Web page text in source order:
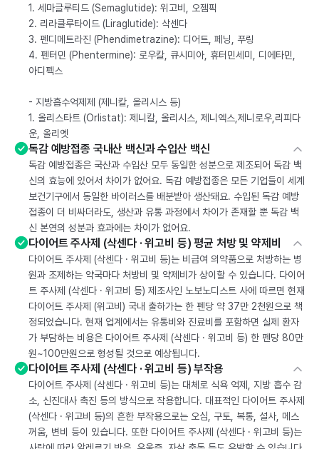
1. 세마글루티드 (Semaglutide): 위고비, 오젬픽
2. 리라클루타이드 (Liraglutide): 삭센다
3. 펜디메트라진 (Phendimetrazine): 디어트, 페닝, 푸링
4. 펜터민 (Phentermine): 로우칼, 큐시미아, 휴터민세미, 디에타민,
아디펙스
- 지방흡수억제제 (제니칼, 올리시스 등)
1. 올리스타트 (Orlistat): 제니칼, 올리시스, 제니엑스,제니로우,리피다
운, 올리엣
독감 예방접종 국내산 백신과 수입산 백신
독감 예방접종은 국산과 수입산 모두 동일한 성분으로 제조되어 독감 백
신의 효능에 있어서 차이가 없어요. 독감 예방접종은 모든 기업들이 세계
보건기구에서 동일한 바이러스를 배분받아 생산돼요. 수입된 독감 예방
접종이 더 비싸더라도, 생산과 유통 과정에서 차이가 존재할 뿐 독감 백
신 본연의 성분과 효과에는 차이가 없어요.
다이어트 주사제 (삭센다 · 위고비 등) 평균 처방 및 약제비
다이어트 주사제 (삭센다 · 위고비 등)는 비급여 의약품으로 처방하는 병
원과 조제하는 약국마다 처방비 및 약제비가 상이할 수 있습니다. 다이어
트 주사제 (삭센다 · 위고비 등) 제조사인 노보노디스트 사에 따르면 현재
다이어트 주사제 (위고비) 국내 출하가는 한 펜당 약 37만 2천원으로 책
정되었습니다. 현재 업계에서는 유통비와 진료비를 포함하면 실제 환자
가 부담하는 비용은 다이어트 주사제 (삭센다 · 위고비 등) 한 펜당 80만
원~100만원으로 형성될 것으로 예상됩니다.
다이어트 주사제 (삭센다 · 위고비 등) 부작용
다이어트 주사제 (삭센다 · 위고비 등)는 대체로 식욕 억제, 지방 흡수 감
소, 신진대사 촉진 등의 방식으로 작용합니다. 대표적인 다이어트 주사제
(삭센다 · 위고비 등)의 흔한 부작용으로는 오심, 구토, 복통, 설사, 메스
꺼움, 변비 등이 있습니다. 또한 다이어트 주사제 (삭센다 · 위고비 등)는